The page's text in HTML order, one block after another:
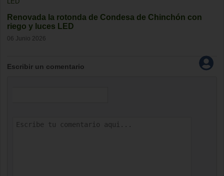
Renovada la rotonda de Condesa de Chinchón con
riego y luces LED
06 Junio 2026
Escribir un comentario